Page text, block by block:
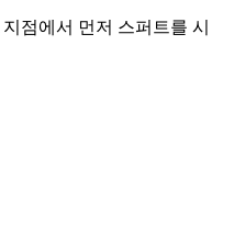
점에서 먼저 스퍼트를 시